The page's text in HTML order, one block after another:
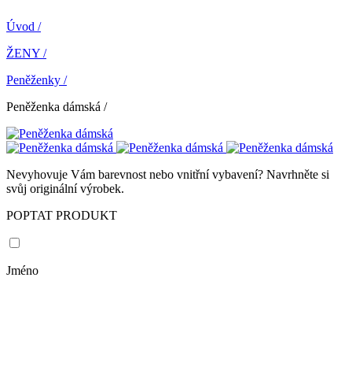
Úvod /
ŽENY /
Peněženky /
Peněženka dámská /
Nevyhovuje Vám barevnost nebo vnitřní vybavení? Navrhněte si
svůj originální výrobek.
POPTAT PRODUKT
Jméno